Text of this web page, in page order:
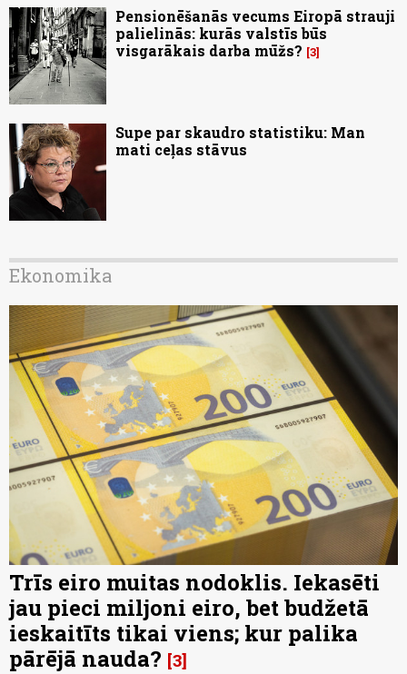
Pensionēšanās vecums Eiropā strauji
palielinās: kurās valstīs būs
visgarākais darba mūžs? 3
Supe par skaudro statistiku: Man
mati ceļas stāvus
Ekonomika
Trīs eiro muitas nodoklis. Iekasēti
jau pieci miljoni eiro, bet budžetā
ieskaitīts tikai viens; kur palika
pārējā nauda? 3